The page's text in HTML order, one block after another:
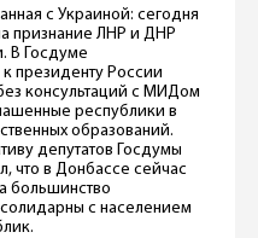
с Украиной: сегодня
признание ЛНР и ДНР
В Госдуме
президенту России
консультаций с МИДом
республики в
образований.
депутатов Госдумы
что в Донбассе сейчас
большинство
с населением